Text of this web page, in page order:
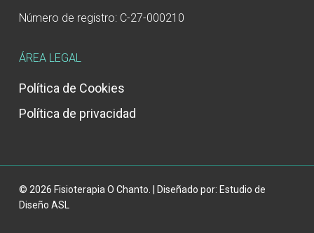
Número de registro: C-27-000210
ÁREA LEGAL
Política de Cookies
Política de privacidad
© 2026 Fisioterapia O Chanto. | Diseñado por: Estudio de
Diseño ASL